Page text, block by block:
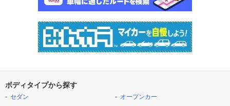
ボディタイプから探す
セダン
オープンカー